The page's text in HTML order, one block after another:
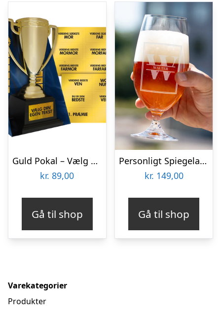
Guld Pokal – Vælg Din Egen Tekst
kr. 89,00
Gå til shop
Personligt Spiegelau Ølglas med Gravering – Bogstav & Navn
kr. 149,00
Gå til shop
Varekategorier
Produkter